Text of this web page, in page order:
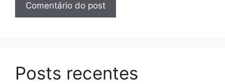
Posts recentes